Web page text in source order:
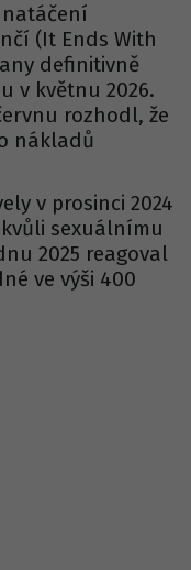
natáčení
(It Ends With
definitivně
v květnu 2026.
rozhodl, že
nákladů
v prosinci 2024
sexuálnímu
2025 reagoval
ve výši 400